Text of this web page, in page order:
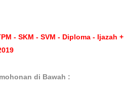
- SKM - SVM - Diploma - Ijazah +
di Bawah :